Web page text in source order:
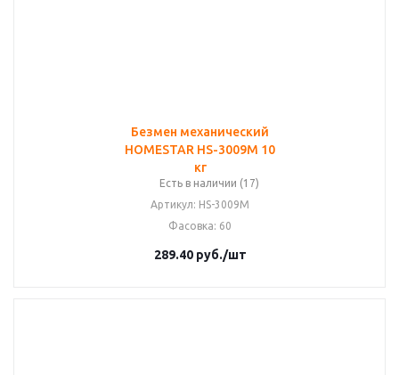
Безмен механический
HOMESTAR HS-3009M 10
кг
Есть в наличии (17)
Артикул: HS-3009M
Фасовка: 60
289.40руб./шт